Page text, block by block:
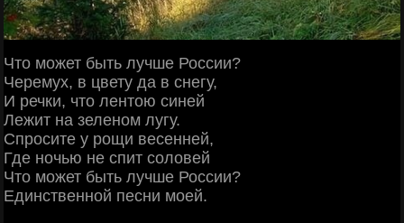
Что может быть лучше России?
Черемух, в цвету да в снегу,
И речки, что лентою синей
Лежит на зеленом лугу.
Спросите у рощи весенней,
Где ночью не спит соловей
Что может быть лучше России?
Единственной песни моей.